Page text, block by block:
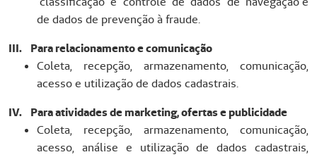
de dados de prevenção à fraude.
III. Para relacionamento e comunicação
Coleta, recepção, armazenamento, comunicação,
acesso e utilização de dados cadastrais.
IV. Para atividades de marketing, ofertas e publicidade
Coleta, recepção, armazenamento, comunicação,
acesso, análise e utilização de dados cadastrais,